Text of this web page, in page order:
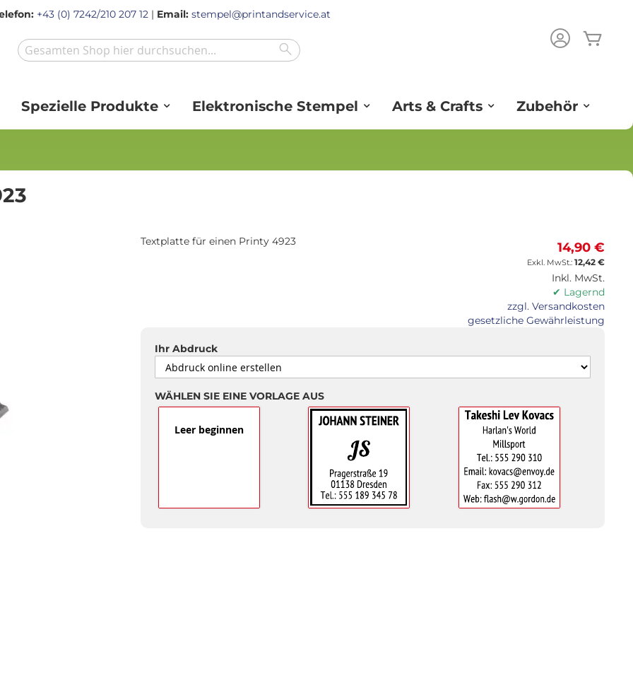
+43 (0) 7242/210 207 12 | Email: stempel@printandservice.at
Search
Spezielle Produkte Elektronische Stempel Arts & Crafts Zubehör
14,90 €
12,42 €
Inkl. MwSt.
✔ Lagernd
zzgl. Versandkosten
gesetzliche Gewährleistung
Textplatte für einen Printy 4923
Ihr Abdruck
WÄHLEN SIE EINE VORLAGE AUS
Leer beginnen